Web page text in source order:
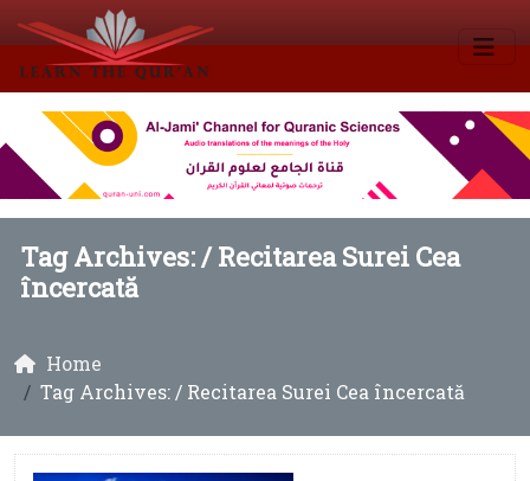
Tag Archives: /Recitarea Surei Cea
încercată
Home
Tag Archives: / Recitarea Surei Cea încercată